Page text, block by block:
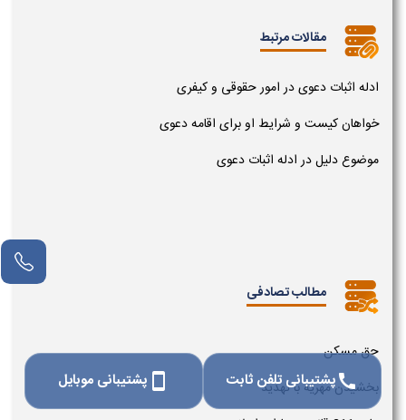
مقالات مرتبط
ادله اثبات دعوی در امور حقوقی و کیفری
خواهان کیست و شرایط او برای اقامه دعوی
موضوع دلیل در ادله اثبات دعوی
مطالب تصادفی
حق مسکن
بخشیدن مهریه با تهدید
callپشتیبانی تلفن ثابت smartphone پشتیبانی موبایل